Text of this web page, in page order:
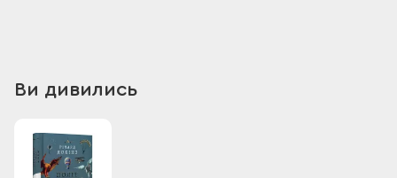
Ви дивились